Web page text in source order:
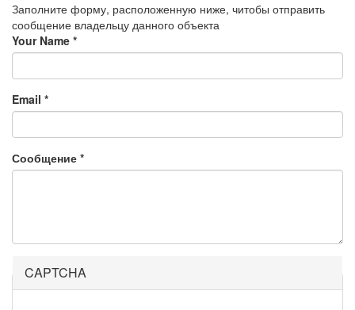
Заполните форму, расположенную ниже, читобы отправить
сообщение владельцу данного объекта
Your Name *
Email *
Сообщение *
CAPTCHA